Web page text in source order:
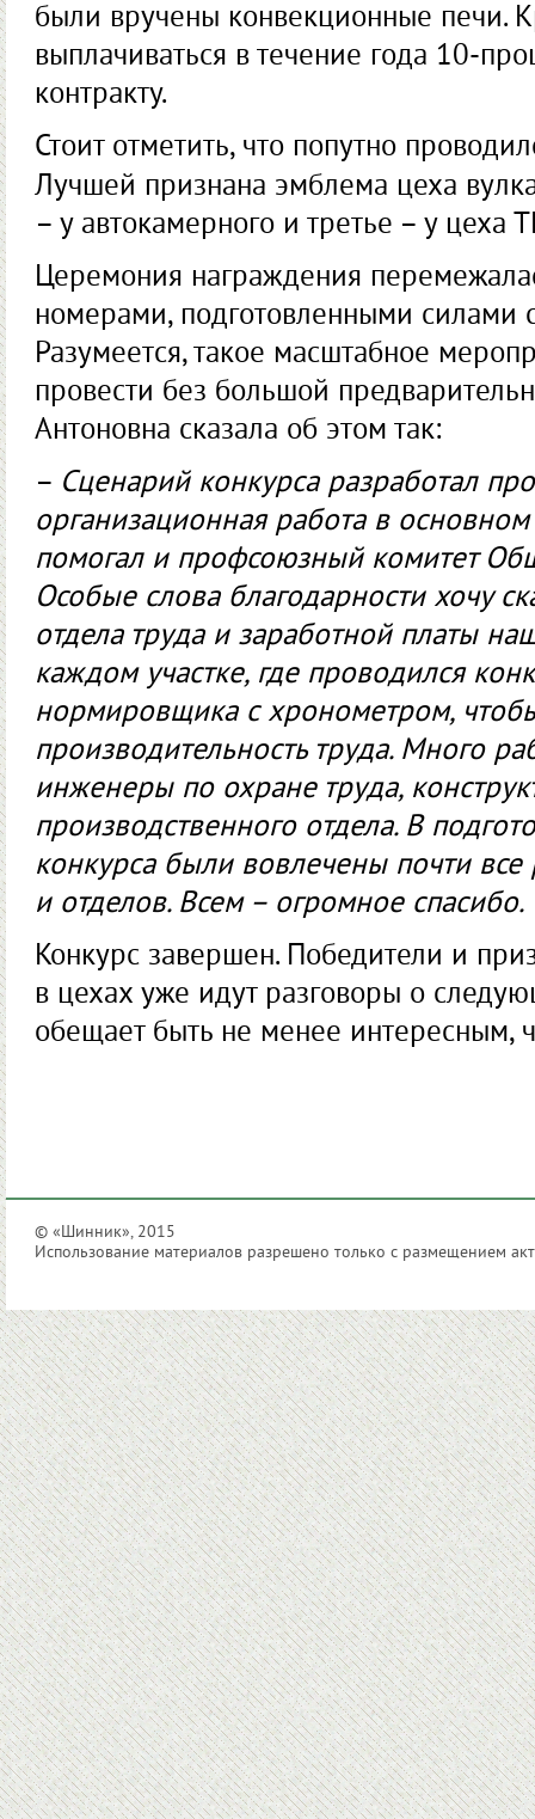
были вручены конвекционные печи.
выплачиваться в течение года 10-
контракту.
Стоит отметить, что попутно
Лучшей признана эмблема цеха
– у автокамерного и третье – у цеха
Церемония награждения
номерами, подготовленными силами
Разумеется, такое масштабное
провести без большой
Антоновна сказала об этом так:
– Сценарий конкурса разработал
организационная работа в
помогал и профсоюзный комитет
Особые слова благодарности хочу
отдела труда и заработной платы
каждом участке, где проводился
нормировщика с хронометром,
производительность труда. Много
инженеры по охране труда,
производственного отдела. В
конкурса были вовлечены почти
и отделов. Всем – огромное спасибо.
Конкурс завершен. Победители и
в цехах уже идут разговоры о
обещает быть не менее интересным,
© «Шинник», 2015
Использование материалов разрешено только с размещением